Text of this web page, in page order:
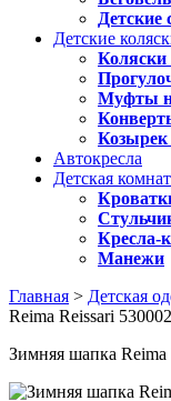
Детские
Детские
Коляски
Муфты
Козырек
Автокресла
Детская
Кресла-
Манежи
Главная > Детская
Reima Reissari
Зимняя шапка Reima